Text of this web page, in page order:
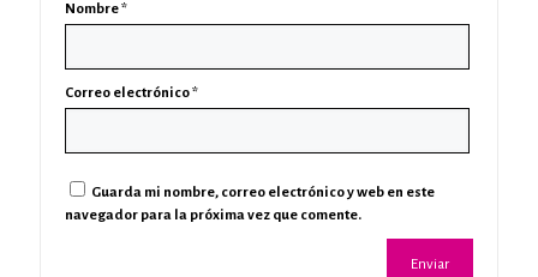
Nombre*
Correo electrónico*
Guarda mi nombre, correo electrónico y web en este
navegador para la próxima vez que comente.